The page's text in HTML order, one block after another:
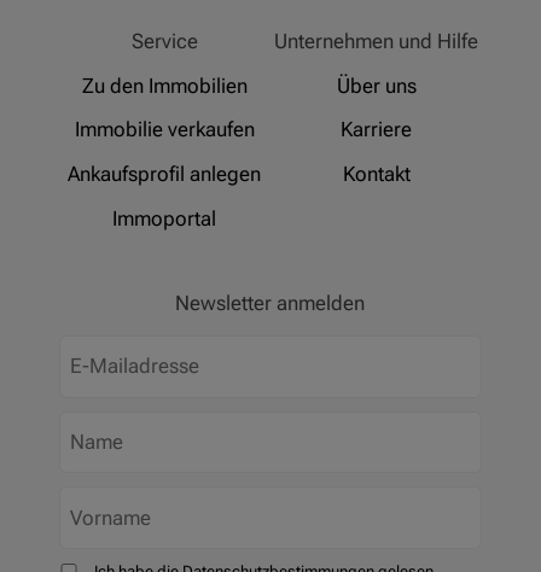
Service
Zu den Immobilien
Immobilie verkaufen
Ankaufsprofil anlegen
Immoportal
Unternehmen und Hilfe
Über uns
Karriere
Kontakt
Newsletter anmelden